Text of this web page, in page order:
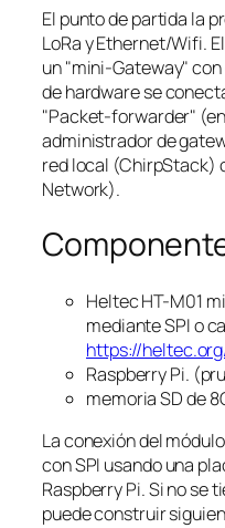
El punto de partida la
LoRa y Ethernet/Wifi.
un "mini-Gateway" con
de hardware se
"Packet-forwarder"
administrador de
red local (ChirpStack)
Network).
Heltec HT-M01
mediante SPI o
https://
Raspberry Pi.
memoria SD de
La conexión del
con SPI usando una
Raspberry Pi. Si no se
puede construir